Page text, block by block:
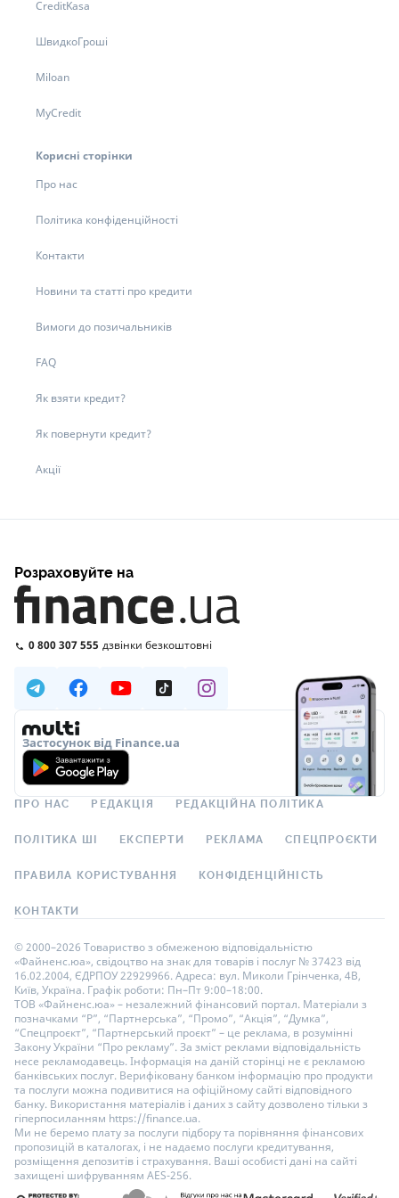
CreditKasa
ШвидкоГроші
Miloan
MyCredit
Корисні сторінки
Про нас
Політика конфіденційності
Контакти
Новини та статті про кредити
Вимоги до позичальників
FAQ
Як взяти кредит?
Як повернути кредит?
Акції
Розраховуйте на
0 800 307 555 дзвінки безкоштовні
Застосунок від Finance.ua
ПРО НАС РЕДАКЦІЯ РЕДАКЦІЙНА ПОЛІТИКА
ПОЛІТИКА ШІ ЕКСПЕРТИ РЕКЛАМА СПЕЦПРОЄКТИ
ПРАВИЛА КОРИСТУВАННЯ КОНФІДЕНЦІЙНІСТЬ
КОНТАКТИ
© 2000–2026 Товариство з обмеженою відповідальністю
«Файненс.юа», свідоцтво на знак для товарів і послуг № 37423 від
16.02.2004, ЄДРПОУ 22929966. Адреса: вул. Миколи Грінченка, 4В,
Київ, Україна. Графік роботи: Пн–Пт 9:00–18:00.
ТОВ «Файненс.юа» – незалежний фінансовий портал. Матеріали з
позначками “Р”, “Партнерська”, “Промо”, “Акція”, “Думка”,
“Спецпроєкт”, “Партнерський проєкт” – це реклама, в розумінні
Закону України “Про рекламу”. За зміст реклами відповідальність
несе рекламодавець. Інформація на даній сторінці не є рекламою
банківських послуг. Верифіковану банком інформацію про продукти
та послуги можна подивитися на офіційному сайті відповідного
банку. Використання матеріалів і даних з сайту дозволено тільки з
гіперпосиланням https://finance.ua.
Ми не беремо плату за послуги підбору та порівняння фінансових
пропозицій в каталогах, і не надаємо послуги кредитування,
розміщення депозитів і страхування. Ваші особисті дані на сайті
захищені шифруванням AES-256.